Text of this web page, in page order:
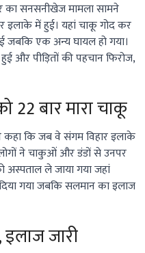
का सनसनीखेज मामला सामने
इलाके में हुई। यहां चाकू गोद कर
जबकि एक अन्य घायल हो गया।
और पीड़ितों की पहचान फिरोज,
बार मारा चाकू
कहा कि जब वे संगम विहार इलाके
ने चाकुओं और डंडों से उनपर
अस्पताल ले जाया गया जहां
गया जबकि सलमान का इलाज
जारी